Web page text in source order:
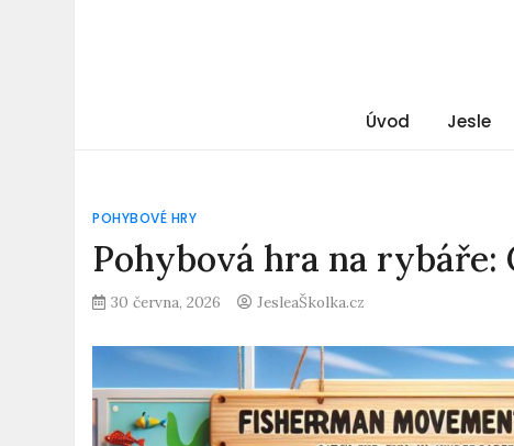
Úvod Jesle
POHYBOVÉ HRY
Pohybová hra na rybáře:
30 června, 2026 JesleaŠkolka.cz